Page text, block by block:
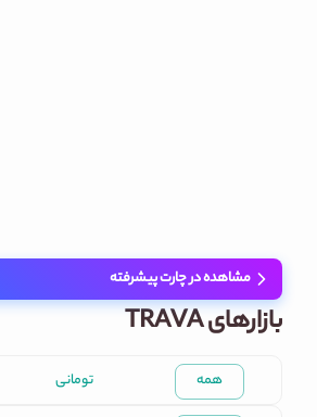
مشاهده در چارت پیشرفته
بازارهای TRAVA
همه تومانی